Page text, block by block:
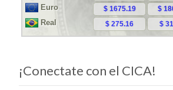
¡Conectate con el CICA!